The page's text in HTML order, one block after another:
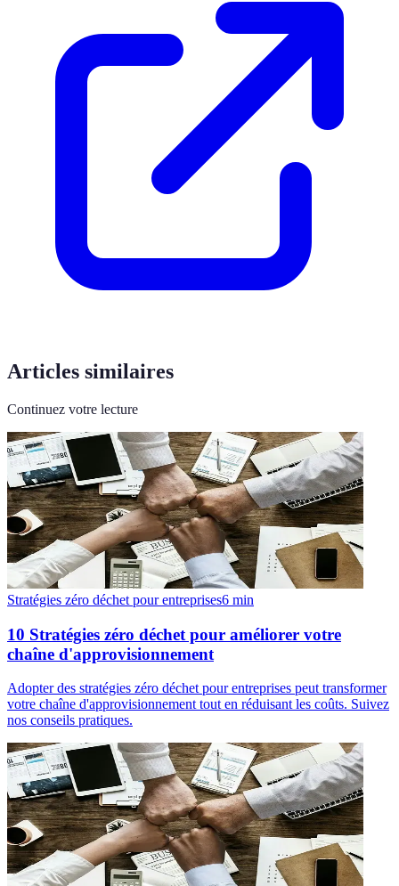
Articles similaires
Continuez votre lecture
Stratégies zéro déchet pour entreprises6 min
10 Stratégies zéro déchet pour améliorer votre
chaîne d'approvisionnement
Adopter des stratégies zéro déchet pour entreprises peut transformer
votre chaîne d'approvisionnement tout en réduisant les coûts. Suivez
nos conseils pratiques.